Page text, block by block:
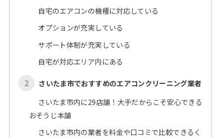
自宅のエアコンの機種に対応している
オプションが充実している
サポート体制が充実している
自宅が対応エリア内にある
2
さいたま市でおすすめのエアコンクリーニング業者
さいたま市内に29店舗！大手だからこそ安心できる
おそうじ本舗
さいたま市内の業者を料金や口コミで比較できるく